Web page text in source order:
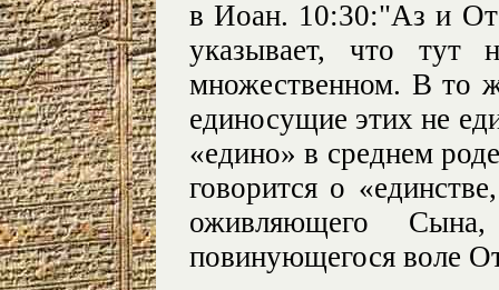
в Иоан. 10:30:"Аз и
указывает, что
множественном. В то
единосущие этих не
«едино» в среднем
говорится о
оживляющего
повинующегося воле